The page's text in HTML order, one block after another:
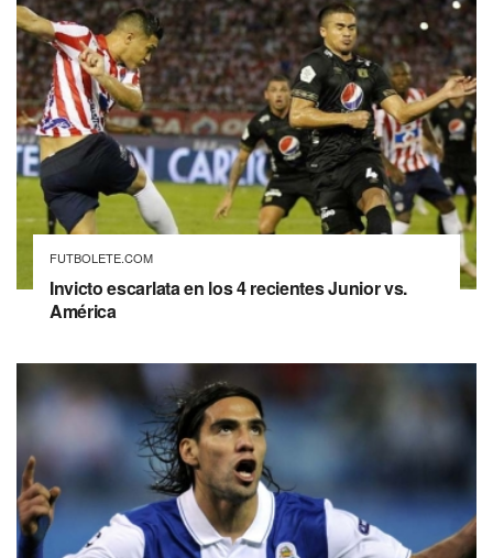
FUTBOLETE.COM
Invicto escarlata en los 4 recientes Junior vs.
América